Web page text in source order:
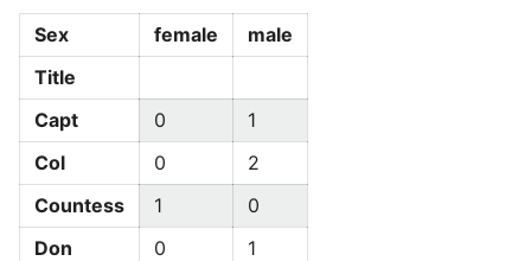
Sex female
male
Title
Capt
0
1
Col
0
2
Countess
1
0
Don
0
1